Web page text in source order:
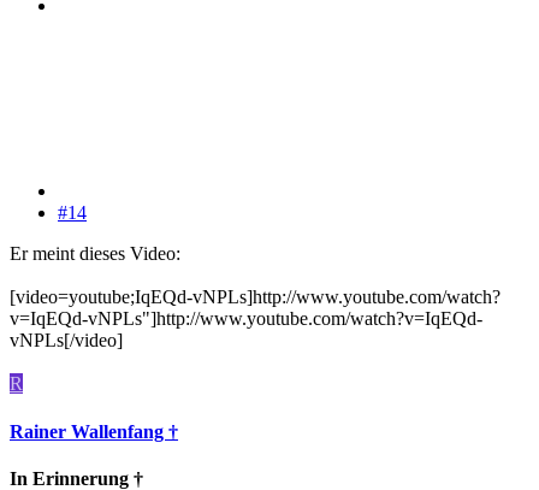
#14
Er meint dieses Video:
[video=youtube;IqEQd-vNPLs]http://www.youtube.com/watch?
v=IqEQd-vNPLs"]http://www.youtube.com/watch?v=IqEQd-
vNPLs[/video]
R
Rainer Wallenfang †
In Erinnerung †